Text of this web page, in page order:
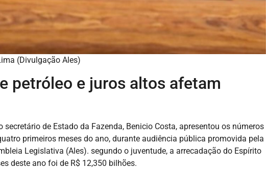
(Divulgação Ales)
petróleo e juros altos afetam
secretário de Estado da Fazenda, Benicio Costa, apresentou os números
primeiros meses do ano, durante audiência pública promovida pela
Legislativa (Ales). segundo o juventude, a arrecadação do Espírito
deste ano foi de R$ 12,350 bilhões.